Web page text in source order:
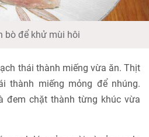
bò để khử mùi hôi
thái thành miếng vừa ăn. Thịt
thành miếng mỏng để nhúng.
đem chặt thành từng khúc vừa